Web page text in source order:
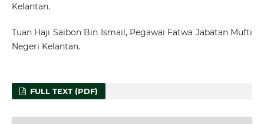
Kelantan.
Tuan Haji Saibon Bin Ismail, Pegawai Fatwa Jabatan Mufti
Negeri Kelantan.
FULL TEXT (PDF)